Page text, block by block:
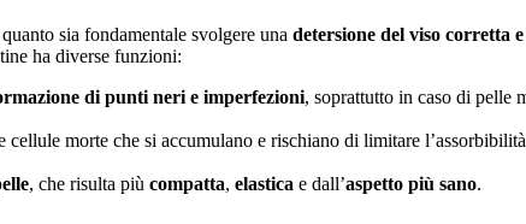
sia fondamentale svolgere una detersione del viso corretta
ha diverse funzioni:
di punti neri e imperfezioni, soprattutto in caso di pelle
morte che si accumulano e rischiano di limitare
, che risulta più compatta, elastica e dall’aspetto più sano.